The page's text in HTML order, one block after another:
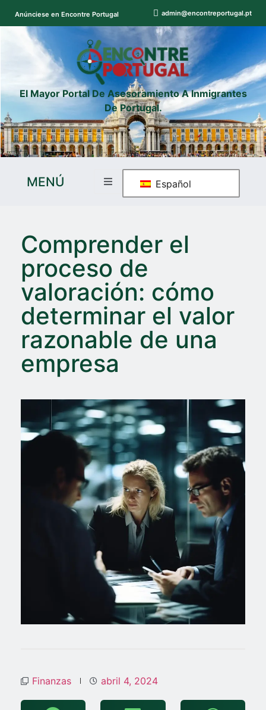
Anúnciese en Encontre Portugal admin@encontreportugal.pt
El Mayor Portal De Asesoramiento A Inmigrantes
De Portugal.
MENÚ Español
Comprender el
proceso de
valoración: cómo
determinar el valor
razonable de una
empresa
Finanzas abril 4, 2024